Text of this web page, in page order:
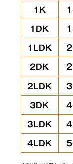
5 賃貸
客室
1K
1DK
1LDK
2DK
2LDK
3DK
3LDK
4LDK